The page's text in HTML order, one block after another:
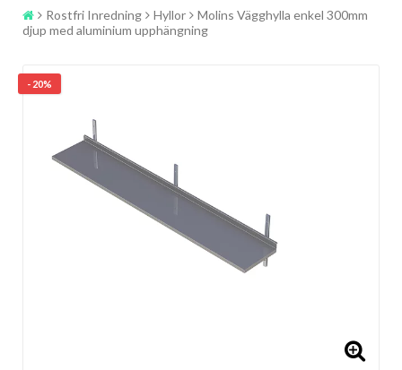
Rostfri Inredning Hyllor
Molins Vägghylla enkel 300mm
djup med aluminium upphängning
- 20%